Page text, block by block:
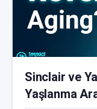
Sinclair ve
Yaşlanma